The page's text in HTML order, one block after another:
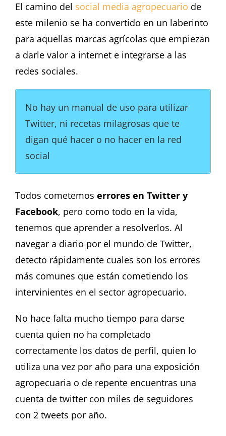
El camino del social media agropecuario de
este milenio se ha convertido en un laberinto
para aquellas marcas agrícolas que empiezan
a darle valor a internet e integrarse a las
redes sociales.
No hay un manual de uso para utilizar
Twitter, ni recetas milagrosas que te
digan qué hacer o no hacer en la red
social
Todos cometemos errores en Twitter y
Facebook, pero como todo en la vida,
tenemos que aprender a resolverlos. Al
navegar a diario por el mundo de Twitter,
detecto rápidamente cuales son los errores
más comunes que están cometiendo los
intervinientes en el sector agropecuario.
No hace falta mucho tiempo para darse
cuenta quien no ha completado
correctamente los datos de perfil, quien lo
utiliza una vez por año para una exposición
agropecuaria o de repente encuentras una
cuenta de twitter con miles de seguidores
con 2 tweets por año.